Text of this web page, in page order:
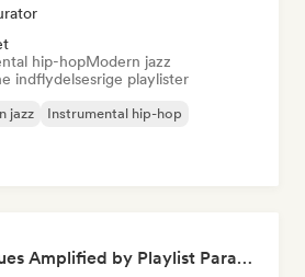
hip-hopModern jazz
indflydelsesrige playlister
jazz Instrumental hip-hop
Jazz&Blues Amplified by Playlist Paradise